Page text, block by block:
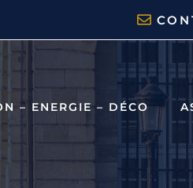
– ENERGIE – DÉCO